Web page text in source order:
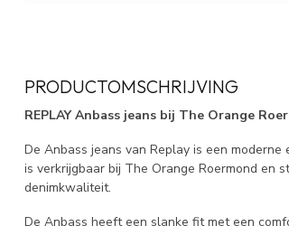
PRODUCTOMSCHRIJVING
REPLAY Anbass jeans bij The Orange
De Anbass jeans van Replay is een moderne
is verkrijgbaar bij The Orange Roermond en
denimkwaliteit.
De Anbass heeft een slanke fit met een